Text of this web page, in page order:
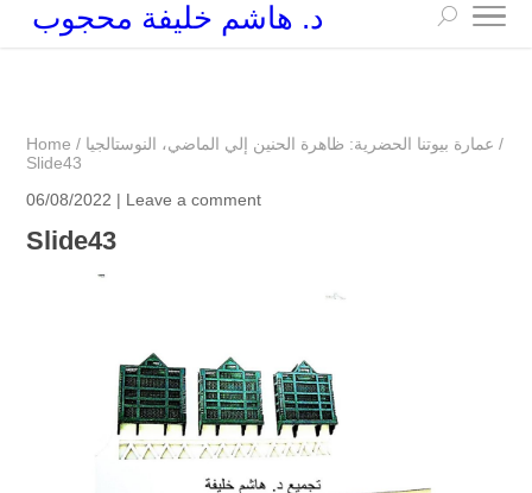
د. هاشم خليفة محجوب
Home / عمارة بيوتنا الحضرية: ظاهرة الحنين إلي الماضي، النوستالجيا /
Slide43
06/08/2022 | Leave a comment
Slide43